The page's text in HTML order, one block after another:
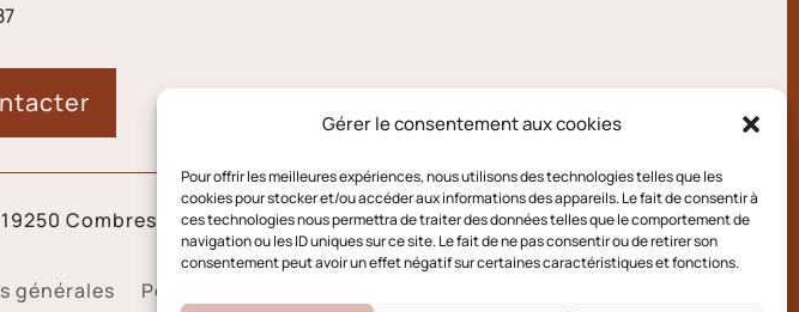
Gérer le consentement aux cookies
Pour offrir les meilleures expériences, nous utilisons des technologies telles que les
cookies pour stocker et/ou accéder aux informations des appareils. Le fait de consentir à
ces technologies nous permettra de traiter des données telles que le comportement de
navigation ou les ID uniques sur ce site. Le fait de ne pas consentir ou de retirer son
consentement peut avoir un effet négatif sur certaines caractéristiques et fonctions.
Combressol
générales Politique de cookies (UE)